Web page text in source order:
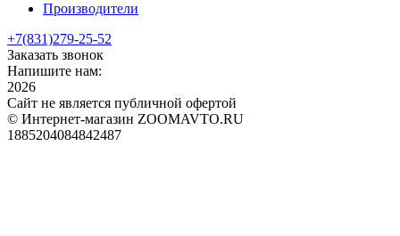
Производители
+7(831)279-25-52
Заказать звонок
Напишите нам:
2026
Сайт не является публичной офертой
© Интернет-магазин ZOOMAVTO.RU
1885204084842487